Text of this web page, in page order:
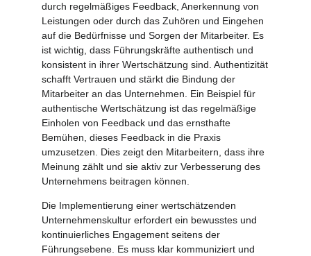
durch regelmäßiges Feedback, Anerkennung von
Leistungen oder durch das Zuhören und Eingehen
auf die Bedürfnisse und Sorgen der Mitarbeiter. Es
ist wichtig, dass Führungskräfte authentisch und
konsistent in ihrer Wertschätzung sind. Authentizität
schafft Vertrauen und stärkt die Bindung der
Mitarbeiter an das Unternehmen. Ein Beispiel für
authentische Wertschätzung ist das regelmäßige
Einholen von Feedback und das ernsthafte
Bemühen, dieses Feedback in die Praxis
umzusetzen. Dies zeigt den Mitarbeitern, dass ihre
Meinung zählt und sie aktiv zur Verbesserung des
Unternehmens beitragen können.
Die Implementierung einer wertschätzenden
Unternehmenskultur erfordert ein bewusstes und
kontinuierliches Engagement seitens der
Führungsebene. Es muss klar kommuniziert und